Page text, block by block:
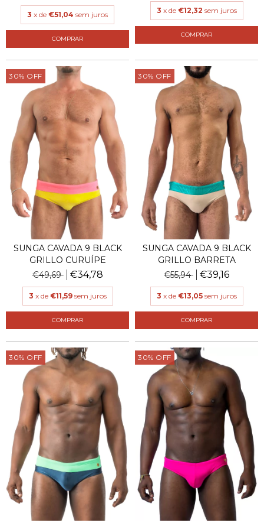
3 x de €51,04 sem juros
COMPRAR
3 x de €12,32 sem juros
COMPRAR
30% OFF
SUNGA CAVADA 9 BLACK
GRILLO CURUÍPE
€49,69
€34,78
3 x de €11,59 sem juros
COMPRAR
30% OFF
SUNGA CAVADA 9 BLACK
GRILLO BARRETA
€55,94
€39,16
3 x de €13,05 sem juros
COMPRAR
30% OFF 30% OFF